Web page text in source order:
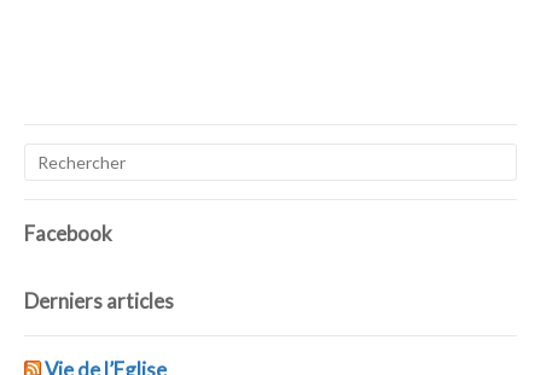
Facebook
Derniers articles